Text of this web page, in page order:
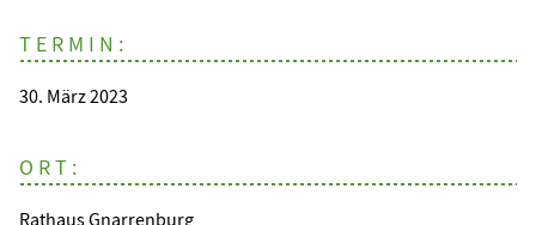
TERMIN:
30. März 2023
ORT:
Rathaus Gnarrenburg